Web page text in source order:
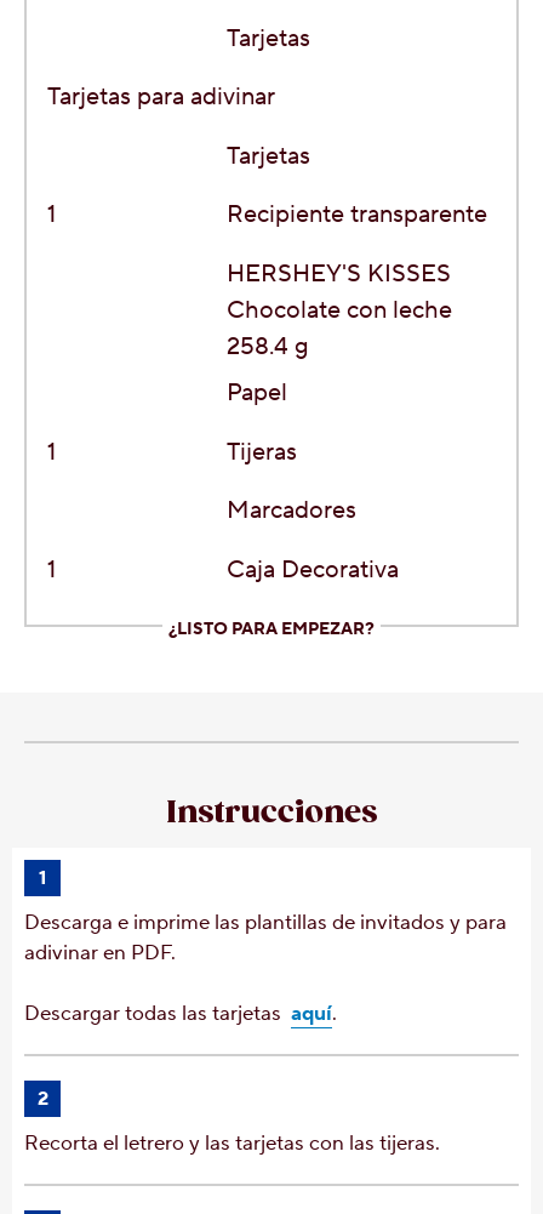
Tarjetas
Tarjetas para adivinar
Tarjetas
1
Recipiente transparente
HERSHEY'S KISSES
Chocolate con leche
258.4 g
Papel
1
Tijeras
Marcadores
1
Caja Decorativa
¿LISTO PARA EMPEZAR?
Instrucciones
1
Descarga e imprime las plantillas de invitados y para
adivinar en PDF.
Descargar todas las tarjetas aquí.
2
Recorta el letrero y las tarjetas con las tijeras.